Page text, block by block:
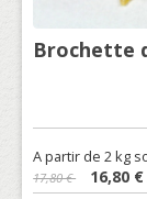
Brochette
A partir de 2 kg
17,80 € 16,80